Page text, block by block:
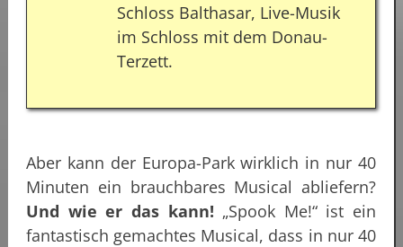
Schloss Balthasar, Live-Musik
im Schloss mit dem Donau-
Terzett.
Aber kann der Europa-Park wirklich in nur 40
Minuten ein brauchbares Musical abliefern?
Und wie er das kann! „Spook Me!“ ist ein
fantastisch gemachtes Musical, dass in nur 40